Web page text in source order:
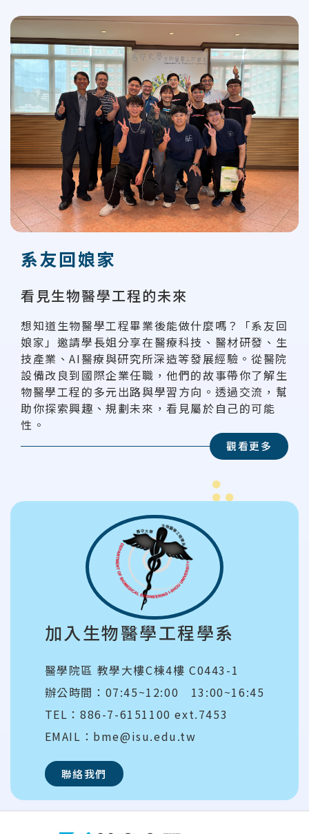
系友回娘家
看見生物醫學工程的未來
想知道生物醫學工程畢業後能做什麼嗎？「系友回
娘家」邀請學長姐分享在醫療科技、醫材研發、生
技產業、AI醫療與研究所深造等發展經驗。從醫院
設備改良到國際企業任職，他們的故事帶你了解生
物醫學工程的多元出路與學習方向。透過交流，幫
助你探索興趣、規劃未來，看見屬於自己的可能
性。
觀看更多
加入生物醫學工程學系
醫學院區 教學大樓C棟4樓 C0443-1
辦公時間：07:45~12:00 13:00~16:45
TEL：886-7-6151100 ext.7453
EMAIL：bme@isu.edu.tw
聯絡我們